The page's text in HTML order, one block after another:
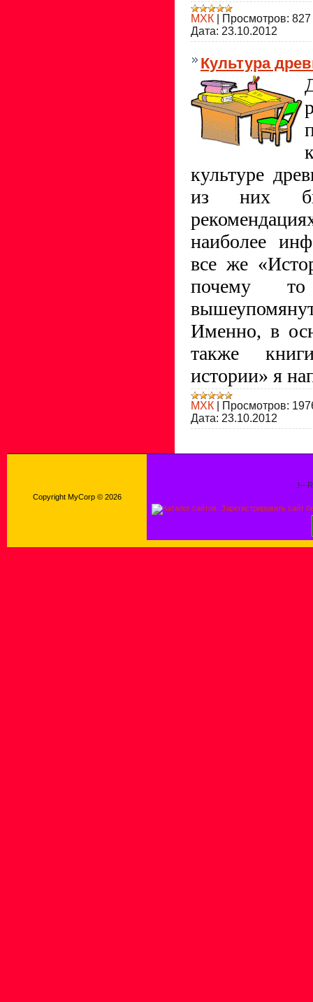
МХК Просмотров: 827
Дата: 23.10.2012
Культура
культуре
из них
наиболее
все же
почему
Именно, в
также
истории» я
МХК Просмотров:
Дата: 23.10.2012
Copyright MyCorp © 2026
!--